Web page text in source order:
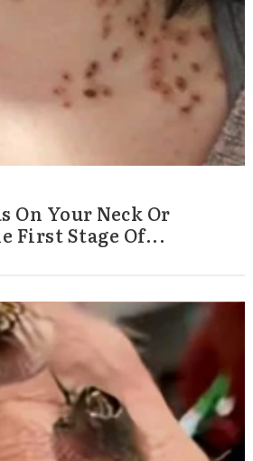
On Your Neck Or
First Stage Of...